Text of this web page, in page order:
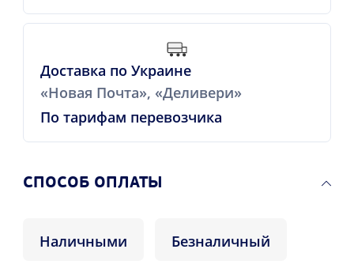
Доставка по Украине
«Новая Почта», «Деливери»
По тарифам перевозчика
CПОСОБ ОПЛАТЫ
Наличными Безналичный